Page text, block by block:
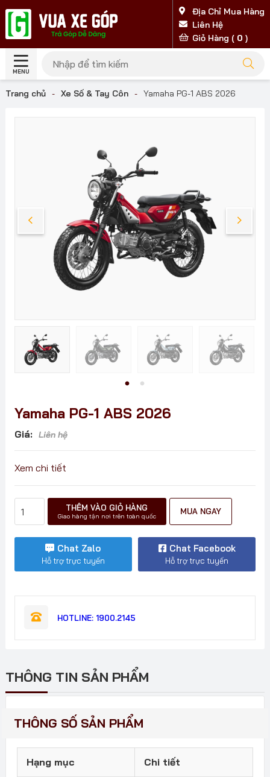
Địa Chỉ Mua Hàng
Liên Hệ
Giỏ Hàng ( 0 )
MENU
Trang chủ - Xe Số & Tay Côn - Yamaha PG-1 ABS 2026
Yamaha PG-1 ABS 2026
Giá: Liên hệ
Xem chi tiết
PG-
số
THÊM VÀO GIỎ HÀNG
Giao hàng tận nơi trên toàn quốc
MUA NGAY
Chat Zalo
Hỗ trợ trực tuyến
Chat Facebook
Hỗ trợ trực tuyến
HOTLINE: 1900.2145
THÔNG TIN SẢN PHẨM
THÔNG SỐ SẢN PHẨM
Hạng mục Chi tiết